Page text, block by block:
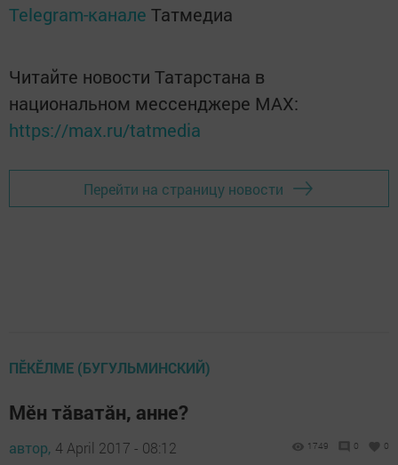
Telegram-канале Татмедиа
Читайте новости Татарстана в
национальном мессенджере MАХ:
https://max.ru/tatmedia
Перейти на страницу новости
ПĔКĔЛМЕ (БУГУЛЬМИНСКИЙ)
Мӗн тăватăн, анне?
автор, 4 April 2017 - 08:12 1749 0 0